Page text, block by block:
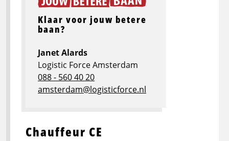
Chauffeur CE
Klaar voor jouw betere
baan?
Janet Alards
Logistic Force Amsterdam
088 - 560 40 20
amsterdam@logisticforce.nl